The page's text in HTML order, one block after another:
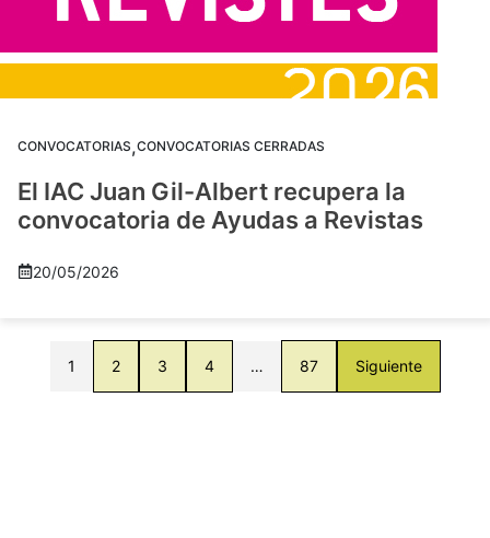
CONVOCATORIAS,CONVOCATORIAS CERRADAS
El IAC Juan Gil-Albert recupera la
convocatoria de Ayudas a Revistas
20/05/2026
1 2 3 4 … 87 Siguiente